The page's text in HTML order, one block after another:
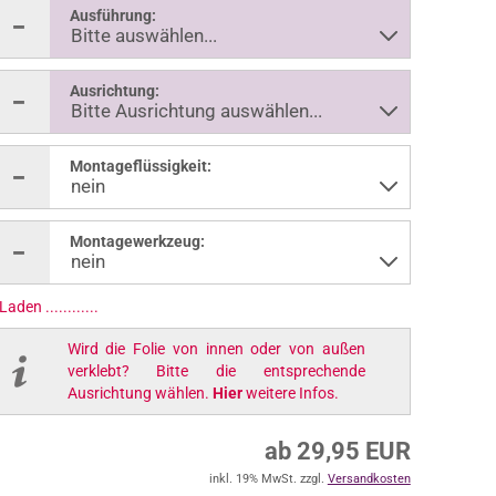
Ausführung:
Ausrichtung:
Montageflüssigkeit:
Montagewerkzeug:
..............
Wird die Folie von innen oder von außen
verklebt? Bitte die entsprechende
Ausrichtung wählen. Hierweitere Infos.
ab 29,95 EUR
inkl. 19% MwSt. zzgl. Versandkosten